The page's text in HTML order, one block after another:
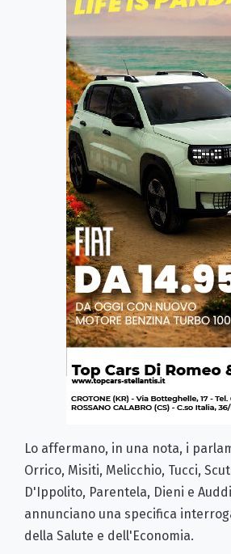
Lo affermano, in una nota, i
Orrico, Misiti, Melicchio, Tucci,
D'Ippolito, Parentela, Dieni e
annunciano una specifica
della Salute e dell'Economia.